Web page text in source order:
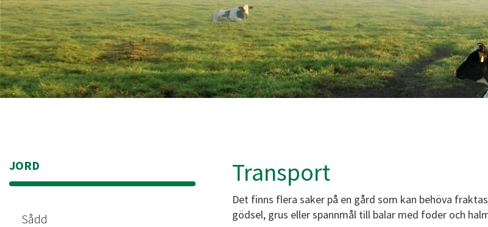
JORD
Sådd
Transport
Det finns flera saker på en gård som kan behöva
gödsel, grus eller spannmål till balar med foder och